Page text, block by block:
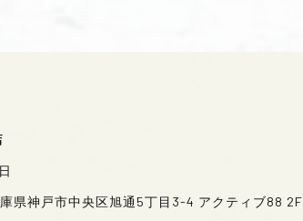
県神戸市中央区旭通5丁目3-4 アクティブ88 2F